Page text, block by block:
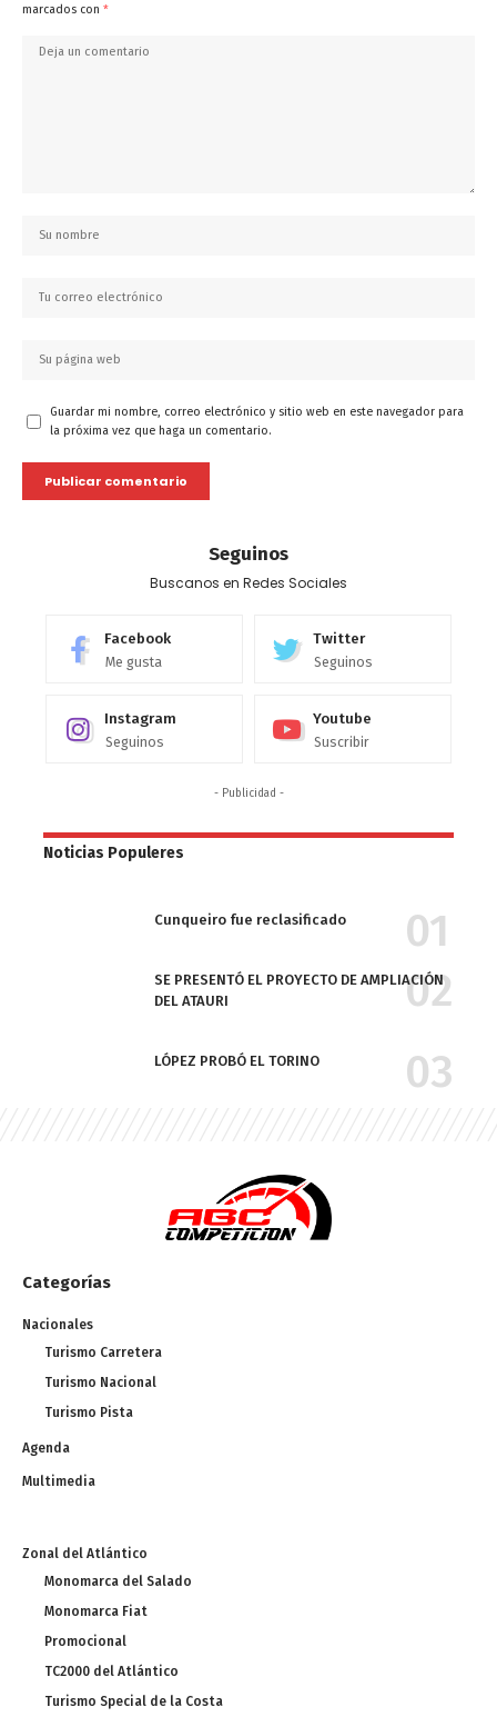
marcados con *
Guardar mi nombre, correo electrónico y sitio web en este navegador para
la próxima vez que haga un comentario.
Seguinos
Buscanos en Redes Sociales
Facebook
Me gusta
Twitter
Seguinos
Instagram
Seguinos
Youtube
Suscribir
- Publicidad -
Noticias Populeres
Cunqueiro fue reclasificado
SE PRESENTÓ EL PROYECTO DE AMPLIACIÓN
DEL ATAURI
LÓPEZ PROBÓ EL TORINO
Categorías
Nacionales
Turismo Carretera
Turismo Nacional
Turismo Pista
Agenda
Multimedia
Zonal del Atlántico
Monomarca del Salado
Monomarca Fiat
Promocional
TC2000 del Atlántico
Turismo Special de la Costa